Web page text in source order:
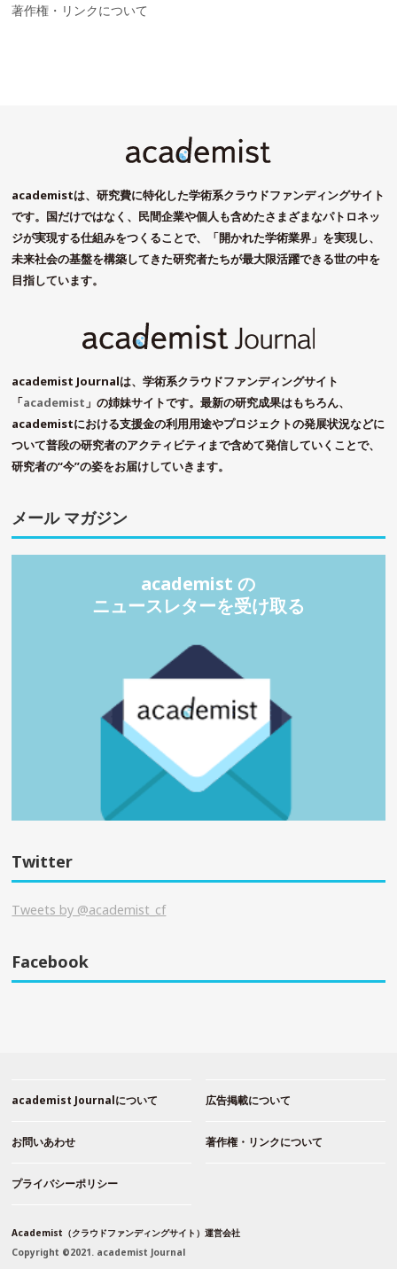
著作権・リンクについて
academistは、研究費に特化した学術系クラウドファンディングサイト
です。国だけではなく、民間企業や個人も含めたさまざまなパトロネッ
ジが実現する仕組みをつくることで、「開かれた学術業界」を実現し、
未来社会の基盤を構築してきた研究者たちが最大限活躍できる世の中を
目指しています。
academist Journalは、学術系クラウドファンディングサイト
「academist 」の姉妹サイトです。最新の研究成果はもちろん、
academistにおける支援金の利用用途やプロジェクトの発展状況などに
ついて普段の研究者のアクティビティまで含めて発信していくことで、
研究者の“今”の姿をお届けしていきます。
メール マガジン
academist の
ニュースレターを受け取る
Twitter
Tweets by @academist_cf
Facebook
academist Journalについて
お問いあわせ
プライバシーポリシー
広告掲載について
著作権・リンクについて
Academist（クラウドファンディングサイト）運営会社
Copyright ©2021. academist Journal